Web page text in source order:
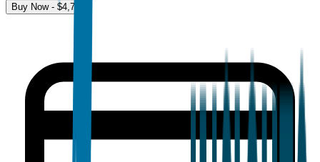
Buy Now - $4,700